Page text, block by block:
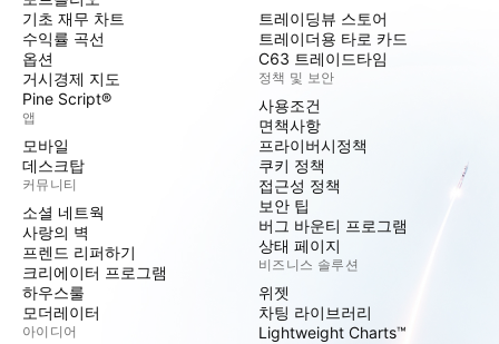
기초 재무 차트
수익률 곡선
옵션
거시경제 지도
Pine Script®
앱
모바일
데스크탑
커뮤니티
소셜 네트웍
사랑의 벽
프렌드 리퍼하기
크리에이터 프로그램
하우스룰
모더레이터
아이디어
트레이딩뷰 스토어
트레이더용 타로 카드
C63 트레이드타임
정책 및 보안
사용조건
면책사항
프라이버시정책
쿠키 정책
접근성 정책
보안 팁
버그 바운티 프로그램
상태 페이지
비즈니스 솔루션
위젯
차팅 라이브러리
Lightweight Charts™